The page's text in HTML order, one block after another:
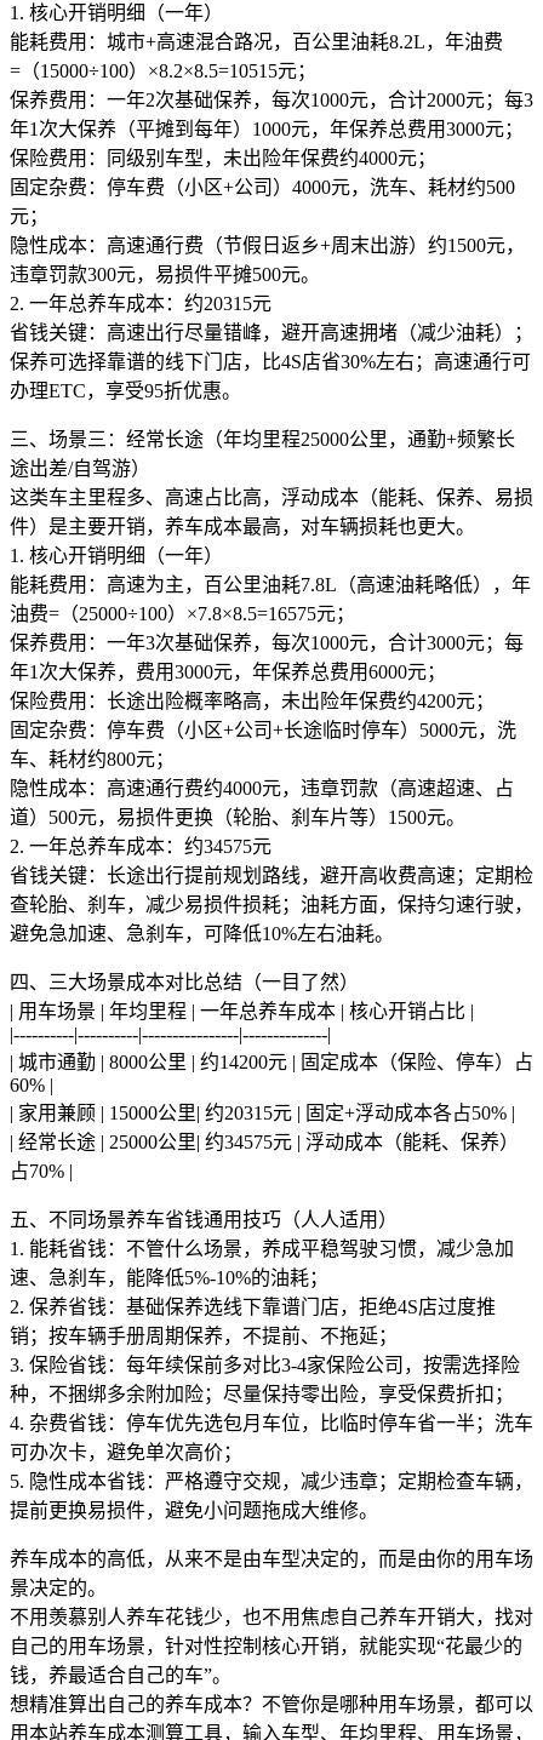
1. 核心开销明细（一年）
能耗费用：城市+高速混合路况，百公里油耗8.2L，年油费
=（15000÷100）×8.2×8.5=10515元；
保养费用：一年2次基础保养，每次1000元，合计2000元；每3
年1次大保养（平摊到每年）1000元，年保养总费用3000元；
保险费用：同级别车型，未出险年保费约4000元；
固定杂费：停车费（小区+公司）4000元，洗车、耗材约500
元；
隐性成本：高速通行费（节假日返乡+周末出游）约1500元，
违章罚款300元，易损件平摊500元。
2. 一年总养车成本：约20315元
省钱关键：高速出行尽量错峰，避开高速拥堵（减少油耗）；
保养可选择靠谱的线下门店，比4S店省30%左右；高速通行可
办理ETC，享受95折优惠。
三、场景三：经常长途（年均里程25000公里，通勤+频繁长
途出差/自驾游）
这类车主里程多、高速占比高，浮动成本（能耗、保养、易损
件）是主要开销，养车成本最高，对车辆损耗也更大。
1. 核心开销明细（一年）
能耗费用：高速为主，百公里油耗7.8L（高速油耗略低），年
油费=（25000÷100）×7.8×8.5=16575元；
保养费用：一年3次基础保养，每次1000元，合计3000元；每
年1次大保养，费用3000元，年保养总费用6000元；
保险费用：长途出险概率略高，未出险年保费约4200元；
固定杂费：停车费（小区+公司+长途临时停车）5000元，洗
车、耗材约800元；
隐性成本：高速通行费约4000元，违章罚款（高速超速、占
道）500元，易损件更换（轮胎、刹车片等）1500元。
2. 一年总养车成本：约34575元
省钱关键：长途出行提前规划路线，避开高收费高速；定期检
查轮胎、刹车，减少易损件损耗；油耗方面，保持匀速行驶，
避免急加速、急刹车，可降低10%左右油耗。
四、三大场景成本对比总结（一目了然）
| 用车场景 | 年均里程 | 一年总养车成本 | 核心开销占比 |
|----------|----------|----------------|--------------|
| 城市通勤 | 8000公里 | 约14200元 | 固定成本（保险、停车）占
60% |
| 家用兼顾 | 15000公里| 约20315元 | 固定+浮动成本各占50% |
| 经常长途 | 25000公里| 约34575元 | 浮动成本（能耗、保养）
占70% |
五、不同场景养车省钱通用技巧（人人适用）
1. 能耗省钱：不管什么场景，养成平稳驾驶习惯，减少急加
速、急刹车，能降低5%-10%的油耗；
2. 保养省钱：基础保养选线下靠谱门店，拒绝4S店过度推
销；按车辆手册周期保养，不提前、不拖延；
3. 保险省钱：每年续保前多对比3-4家保险公司，按需选择险
种，不捆绑多余附加险；尽量保持零出险，享受保费折扣；
4. 杂费省钱：停车优先选包月车位，比临时停车省一半；洗车
可办次卡，避免单次高价；
5. 隐性成本省钱：严格遵守交规，减少违章；定期检查车辆，
提前更换易损件，避免小问题拖成大维修。
养车成本的高低，从来不是由车型决定的，而是由你的用车场
景决定的。
不用羡慕别人养车花钱少，也不用焦虑自己养车开销大，找对
自己的用车场景，针对性控制核心开销，就能实现“花最少的
钱，养最适合自己的车”。
想精准算出自己的养车成本？不管你是哪种用车场景，都可以
用本站养车成本测算工具，输入车型、年均里程、用车场景，